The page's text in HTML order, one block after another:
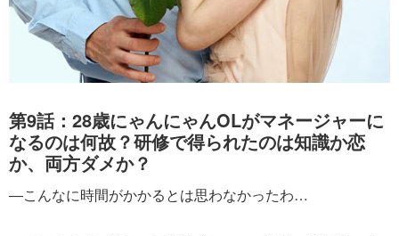
第9話：28歳にゃんにゃんOLがマネージャーに
なるのは何故？研修で得られたのは知識か恋
か、両方ダメか？
―こんなに時間がかかるとは思わなかったわ…